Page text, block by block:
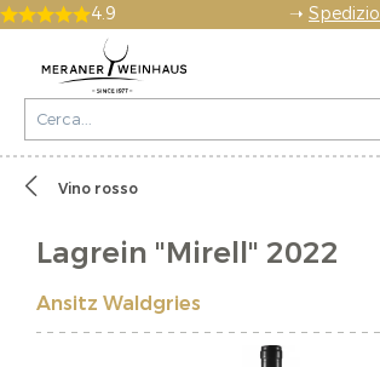
4.9 ➝
Vino rosso
Lagrein "Mirell" 2022
Ansitz Waldgries